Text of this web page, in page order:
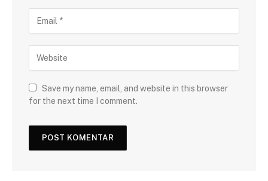
Save my name, email, and website in this browser
for the next time I comment.